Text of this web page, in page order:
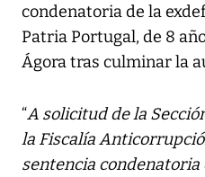
condenatoria de la
Patria Portugal, de 8
Ágora tras culminar la
“A solicitud de la
la Fiscalía
sentencia condenatoria